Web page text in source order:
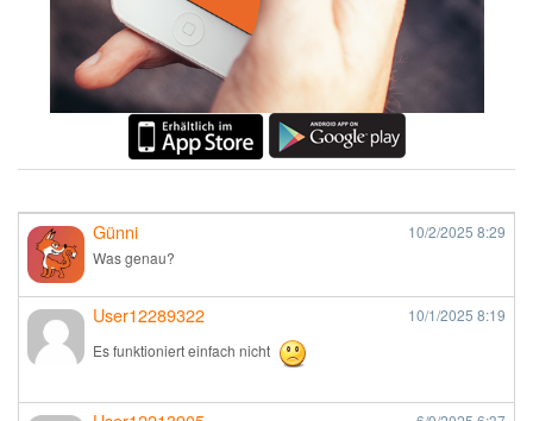
Günni 10/2/2025 8:29
Was genau?
User12289322 10/1/2025 8:19
Es funktioniert einfach nicht